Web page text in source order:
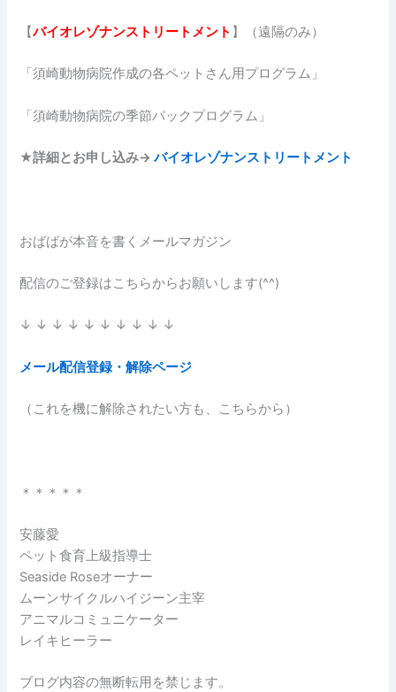
【バイオレゾナンストリートメント 】（遠隔のみ）
「須崎動物病院作成の各ペットさん用プログラム」
「須崎動物病院の季節パックプログラム」
★詳細とお申し込み→バイオレゾナンストリートメント
おばばが本音を書くメールマガジン
配信のご登録はこちらからお願いします(^^)
↓ ↓ ↓ ↓ ↓ ↓ ↓ ↓ ↓ ↓
メール配信登録・解除ページ
（これを機に解除されたい方も、こちらから）
＊＊＊＊＊
安藤愛
ペット食育上級指導士
Seaside Roseオーナー
ムーンサイクルハイジーン主宰
アニマルコミュニケーター
レイキヒーラー
ブログ内容の無断転用を禁じます。